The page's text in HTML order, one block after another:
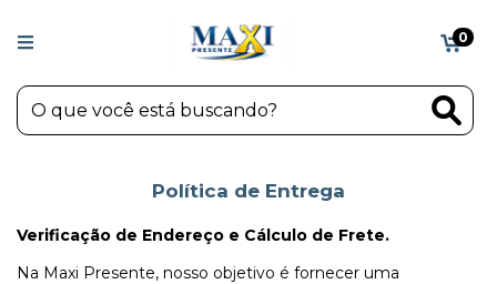
0
Política de Entrega
Verificação de Endereço e Cálculo de Frete.
Na Maxi Presente, nosso objetivo é fornecer uma